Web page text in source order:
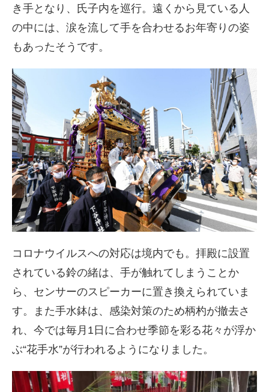
き手となり、氏子内を巡行。遠くから見ている人
の中には、涙を流して手を合わせるお年寄りの姿
もあったそうです。
コロナウイルスへの対応は境内でも。拝殿に設置
されている鈴の緒は、手が触れてしまうことか
ら、センサーのスピーカーに置き換えられていま
す。また手水鉢は、感染対策のため柄杓が撤去さ
れ、今では毎月1日に合わせ季節を彩る花々が浮か
ぶ“花手水”が行われるようになりました。